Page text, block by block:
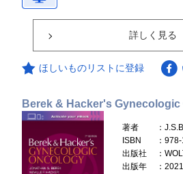
詳しく見る
ほしいものリストに登録
Berek & Hacker's
著者
：
ISBN
：
出版社
：
出版年
：